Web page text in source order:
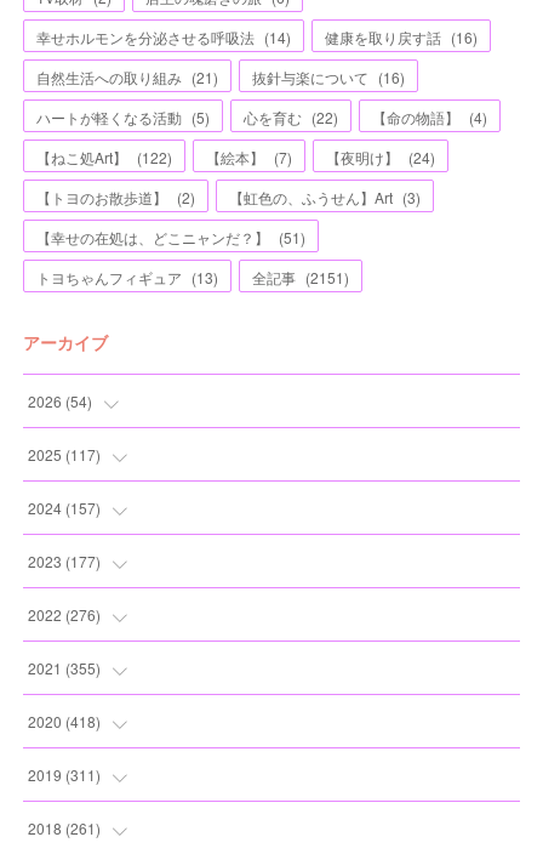
幸せホルモンを分泌させる呼吸法 (14) 健康を取り戻す話 (16)
自然生活への取り組み (21) 抜針与楽について (16)
ハートが軽くなる活動 (5) 心を育む (22) 【命の物語】 (4)
【ねこ処Art】
(122) 【絵本】 (7) 【夜明け】 (24)
【トヨのお散歩道】
(2) 【虹色の、ふうせん】Art (3)
【幸せの在処は、どこニャンだ？】
(51)
トヨちゃんフィギュア (13) 全記事 (2151)
アーカイブ
2026 (54)
(2)
(5)
(7)
(11
2025 (117)
(11
(12
(12
(13
2024(157)
(13
(13
(10
(13
2023 (177)
(20
(10
(11
(13
2022 (276)
(17
(16
(21
(21
2021 (355)
(19
(12
(16
2020 (418)
(44
(59
2019 (311)
(25
2018 (261)